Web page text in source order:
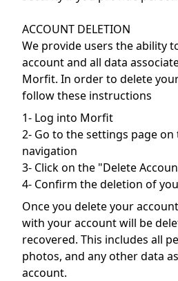
ACCOUNT DELETION
We provide users the ability
account and all data
Morfit. In order to delete
follow these instructions
1- Log into Morfit
2- Go to the settings page
navigation
3- Click on the "Delete
4- Confirm the deletion of
Once you delete your
with your account will be
recovered. This includes all
photos, and any other data
account.